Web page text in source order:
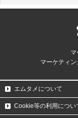
マ
マーケティ
エムタメについて
Cookie等の利用につい